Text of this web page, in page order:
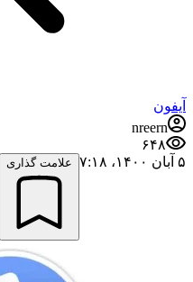
آیفون
nreern
۶۴۸
۵ آبان ۱۴۰۰،‏ ۷:۱۸
علامت گذاری